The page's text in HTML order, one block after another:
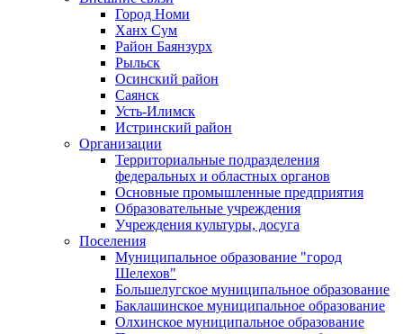
Город Номи
Ханх Сум
Район Баянзурх
Рыльск
Осинский район
Саянск
Усть-Илимск
Истринский район
Организации
Территориальные подразделения
федеральных и областных органов
Основные промышленные предприятия
Образовательные учреждения
Учреждения культуры, досуга
Поселения
Муниципальное образование "город
Шелехов"
Большелугское муниципальное образование
Баклашинское муниципальное образование
Олхинское муниципальное образование